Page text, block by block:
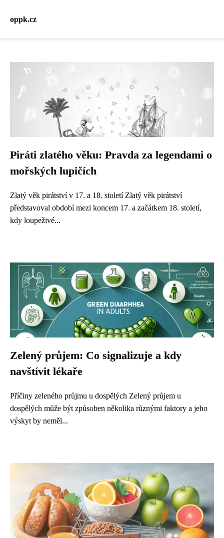
oppk.cz
Piráti zlatého věku: Pravda za legendami o
mořských lupičích
Zlatý věk pirátství v 17. a 18. století Zlatý věk pirátství
představoval období mezi koncem 17. a začátkem 18. století,
kdy loupeživé...
Zelený průjem: Co signalizuje a kdy
navštívit lékaře
Příčiny zeleného průjmu u dospělých Zelený průjem u
dospělých může být způsoben několika různými faktory a jeho
výskyt by neměl...